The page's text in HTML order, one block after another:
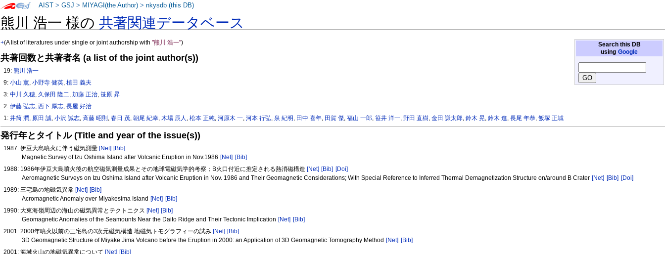
熊川 浩一 様の共著関連データベース
Search this DB
using Google
+(A list of literatures under single or joint authorship with"熊川 浩一")
共著回数と共著者名 (a list of the joint author(s))
19:熊川 浩一
9:小山 薫,小野寺 健英,植田 義夫
3:中川 久穂, 久保田 隆二,加藤 正治,笹原 昇
2:伊藤 弘志,西下 厚志,長屋 好治
1:井筒 潤, 原田 誠,小沢 誠志,斉藤 昭則 ,春日 茂,朝尾 紀幸,木場 辰人 ,松本 正純,河原木 一,河本 行弘, 泉 紀明 , 田中 喜年, 田賀 傑,福山 一郎,笹井 洋一,野田 直樹,金田 謙太郎,鈴木 晃,鈴木 進,長尾 年恭,飯塚 正城
発行年とタイトル (Title and year of the issue(s))
1987: 伊豆大島噴火に伴う磁気測量 [Net] [Bib]
Magnetic Survey of Izu Oshima Island after Volcanic Eruption in Nov.1986 [Net] [Bib]
1988: 1986年伊豆大島噴火後の航空磁気測量成果とその地球電磁気学的考察；B火口付近に推定される熱消磁構造 [Net] [Bib] [Doi]
Aeromagnetic Surveys on Izu Oshima Island after Volcanic Eruption in Nov. 1986 and Their Geomagnetic Considerations; With Special Reference to Inferred Thermal Demagnetization Structure on/around B Crater [Net] [Bib] [Doi]
1989: 三宅島の地磁気異常 [Net] [Bib]
Acromagnetic Anomaly over Miyakesima Island [Net] [Bib]
1990: 大東海嶺周辺の海山の磁気異常とテクトニクス [Net] [Bib]
Geomagnetic Anomalies of the Seamounts Near the Daito Ridge and Their Tectonic Implication [Net] [Bib]
2001: 2000年噴火以前の三宅島の3次元磁気構造 地磁気トモグラフィーの試み [Net] [Bib]
3D Geomagnetic Structure of Miyake Jima Volcano before the Eruption in 2000: an Application of 3D Geomagnetic Tomography Method [Net] [Bib]
2001: 海域火山の地磁気異常について [Net] [Bib]
AIST >GSJ > MIYAGI(the Author) >nkysdb (this DB)